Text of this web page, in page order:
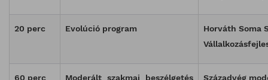
20 perc Evolúció program
Horváth Soma
60 perc
Moderált szakmai beszélgetés
Századvég